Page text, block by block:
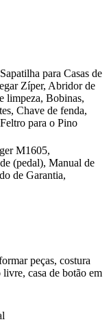
para Casas de
Zíper, Abridor de
limpeza, Bobinas,
Chave de fenda,
para o Pino
M1605,
(pedal), Manual de
de Garantia,
peças, costura
casa de botão em